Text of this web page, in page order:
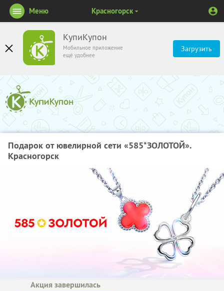
КупиКупон
Мобильное приложение
ещё удобнее
Загрузить
Меню Красногорск
Подарок от ювелирной сети «585*ЗОЛОТОЙ».
Красногорск
Акция завершилась